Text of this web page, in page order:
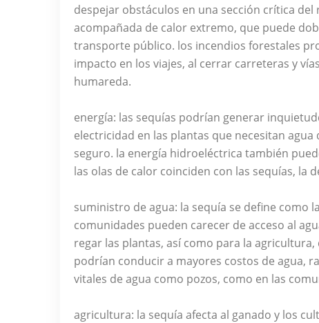
despejar obstáculos en una sección crítica
acompañada de calor extremo, que puede
transporte público. los incendios forestales
impacto en los viajes, al cerrar carreteras y
humareda.
energía: las sequías podrían generar
electricidad en las plantas que necesitan
seguro. la energía hidroeléctrica también
las olas de calor coinciden con las sequías, la
suministro de agua: la sequía se define como
comunidades pueden carecer de acceso al
regar las plantas, así como para la
podrían conducir a mayores costos de agua,
vitales de agua como pozos, como en las
agricultura: la sequía afecta al ganado y los